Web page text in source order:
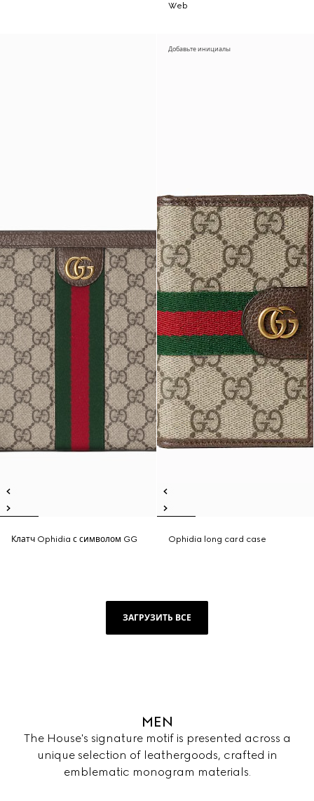
Web
Клатч Ophidia с символом GG
Добавьте инициалы
Ophidia long card case
ЗАГРУЗИТЬ ВСЕ
MEN
The House's signature motif is presented across a
unique selection of leathergoods, crafted in
emblematic monogram materials.